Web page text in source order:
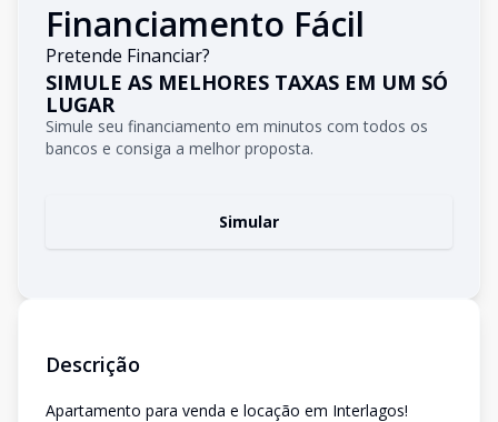
Financiamento Fácil
Pretende Financiar?
SIMULE AS MELHORES TAXAS EM UM SÓ
LUGAR
Simule seu financiamento em minutos com todos os
bancos e consiga a melhor proposta.
Simular
Descrição
Apartamento para venda e locação em Interlagos!